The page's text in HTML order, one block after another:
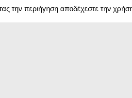
την περιήγηση αποδέχεστε την